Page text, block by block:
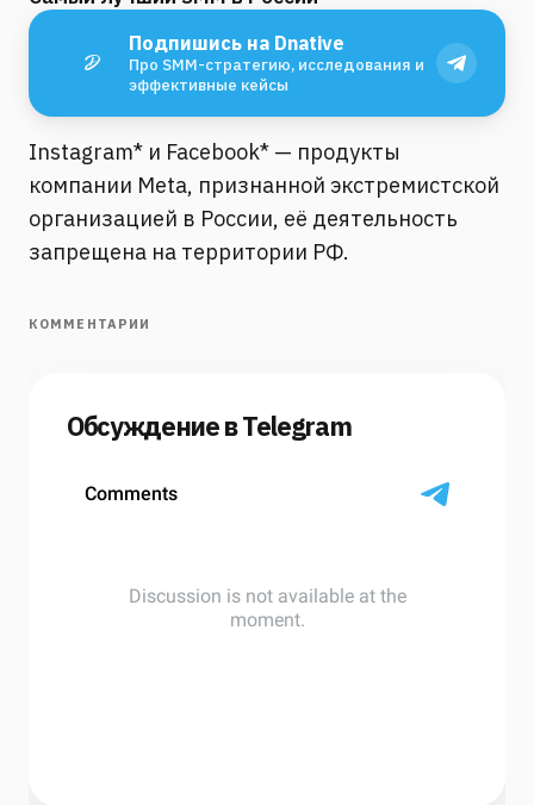
Подпишись на Dnative
Про SMM-стратегию, исследования и
эффективные кейсы
Instagram* и Facebook* — продукты
компании Meta, признанной экстремистской
организацией в России, её деятельность
запрещена на территории РФ.
КОММЕНТАРИИ
Обсуждение в Telegram